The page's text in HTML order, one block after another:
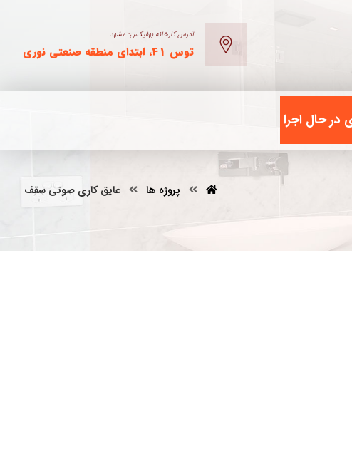
آدرس کارخانه بهفیکس: مشهد
توس 41، ابتدای منطقه صنعتی نوری
در حال اجرا
پروژه ها عایق کاری صوتی سقف